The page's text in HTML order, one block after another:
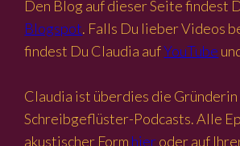
Den Blog auf dieser Seite findest
Blogspot. Falls Du lieber Videos
findest Du Claudia aufYouTube
Claudia ist überdies die Gründerin
Schreibgeflüster-Podcasts. Alle
akustischer Form hieroder auf